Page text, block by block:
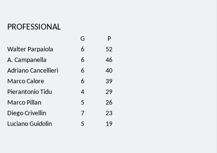
PROFESSIONAL
G
P
Walter Parpaiola
6
52
A. Campanella
6
46
Adriano Cancellieri
6
40
Marco Calore
6
39
Pierantonio Tidu
4
29
Marco Pillan
5
26
Diego Crivellin
7
23
Luciano Guidolin
5 19